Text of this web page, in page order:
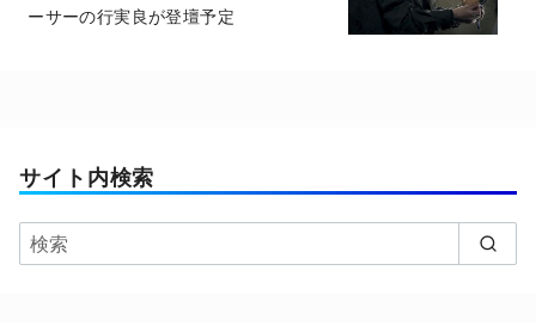
ーサーの行実良が登壇予定
サイト内検索